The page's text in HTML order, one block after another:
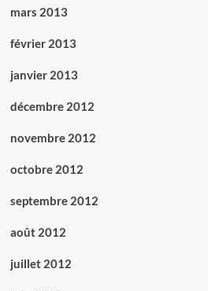
mars 2013
février 2013
janvier 2013
décembre 2012
novembre 2012
octobre 2012
septembre 2012
août 2012
juillet 2012